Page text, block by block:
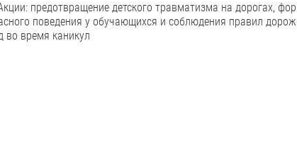
предотвращение детского травматизма на дорогах,
поведения у обучающихся и соблюдения правил
во время каникул